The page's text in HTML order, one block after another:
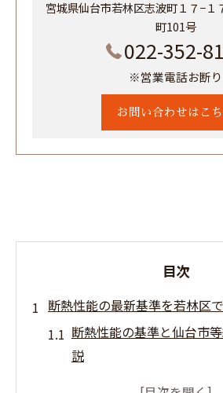
宮城県仙台市若林区志波町１７−１
町101号
022-352-
※営業電話お断り
お問い合わせはこ
目次
断熱性能の最新基準を若林区
断熱性能の基準と仙台市
説
地域区分で変わる断熱性